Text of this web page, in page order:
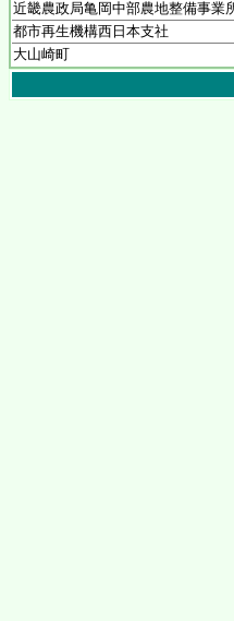
近畿農政局亀岡中部農地整備事業
都市再生機構西日本支社
大山崎町